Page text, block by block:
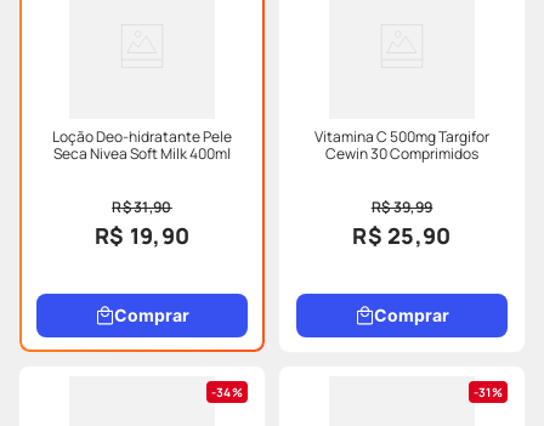
Loção Deo-hidratante Pele
Seca Nivea Soft Milk 400ml
R$ 31,90
R$ 19,90
Comprar
Vitamina C 500mg Targifor
Cewin 30 Comprimidos
R$ 39,99
R$ 25,90
Comprar
34% 31%